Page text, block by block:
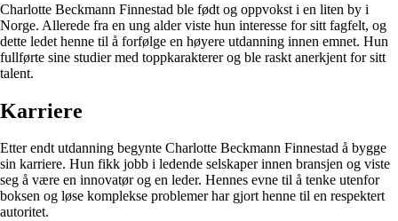
Charlotte Beckmann Finnestad ble født og oppvokst i en liten by i
Norge. Allerede fra en ung alder viste hun interesse for sitt fagfelt, og
dette ledet henne til å forfølge en høyere utdanning innen emnet. Hun
fullførte sine studier med toppkarakterer og ble raskt anerkjent for sitt
talent.
Karriere
Etter endt utdanning begynte Charlotte Beckmann Finnestad å bygge
sin karriere. Hun fikk jobb i ledende selskaper innen bransjen og viste
seg å være en innovatør og en leder. Hennes evne til å tenke utenfor
boksen og løse komplekse problemer har gjort henne til en respektert
autoritet.